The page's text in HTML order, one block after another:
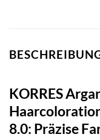
KORRES
8.0: Präzise